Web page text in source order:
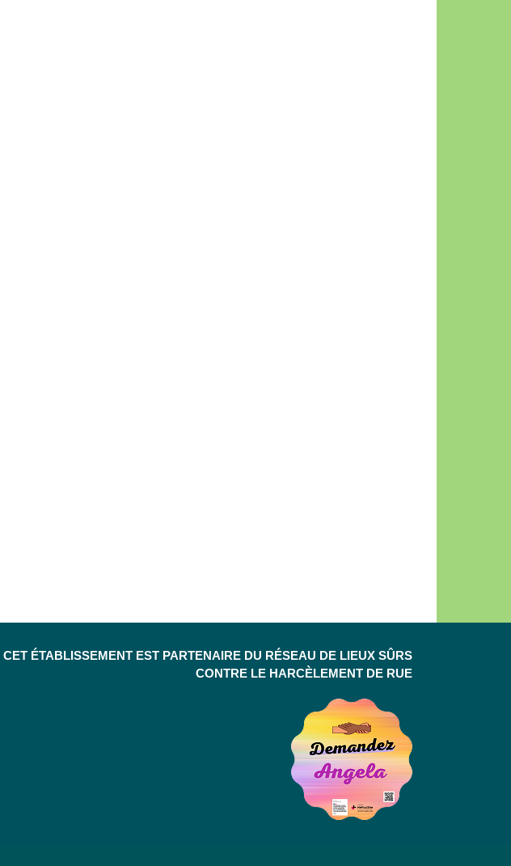
CET ÉTABLISSEMENT EST PARTENAIRE DU RÉSEAU DE LIEUX SÛRS
CONTRE LE HARCÈLEMENT DE RUE